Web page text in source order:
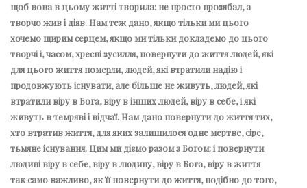
щоб вона в цьому житті творила: не просто прозябал, а
творчо жив і діяв. Нам теж дано, якщо тільки ми цього
хочемо щирим серцем, якщо ми тільки докладемо до цього
творчі і, часом, хресні зусилля, повернути до життя людей, які
для цього життя померли, людей, які втратили надію і
продовжують існувати, але більше не живуть, людей, які
втратили віру в Бога, віру в інших людей, віру в себе, і які
живуть в темряві і відчаї. Нам дано повернути до життя тих,
хто втратив життя, для яких залишилося одне мертве, сіре,
тьмяне існування. Цим ми діємо разом з Богом: і повернути
людині віру в себе, віру в людину, віру в Бога, віру в життя
так само важливо, як її повернути до життя, подібно до того,